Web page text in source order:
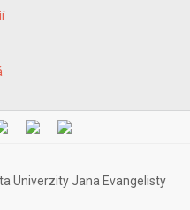
Univerzity Jana Evangelisty